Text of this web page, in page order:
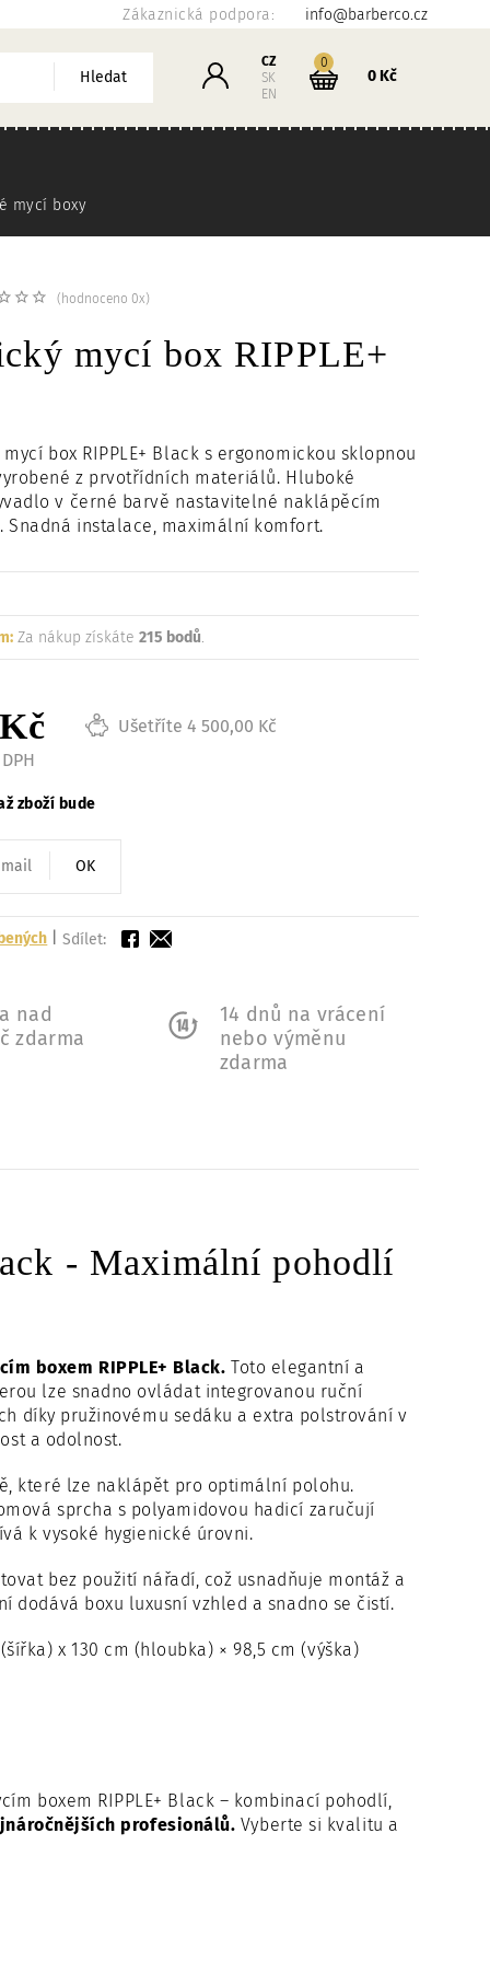
Zákaznická podpora: info@barberco.cz
Hledat Přihlášení
CZ
SK
EN
Košík
0kusů
0 Kč
mycí boxy
Načítám
mycí box RIPPLE+
(hodnoceno 0x)
box RIPPLE+ Black s ergonomickou sklopnou
z prvotřídních materiálů. Hluboké
v černé barvě nastavitelné naklápěcím
Snadná instalace, maximální komfort.
Za nákup získáte215 bodů.
Ušetříte 4 500,00 Kč
zboží bude
OK
|Sdílet:
nad
zdarma
14 dnů na vrácení
nebo výměnu
zdarma
- Maximální pohodlí
boxem RIPPLE+ Black. Toto elegantní a
lze snadno ovládat integrovanou ruční
díky pružinovému sedáku a extra polstrování v
a odolnost.
které lze naklápět pro optimální polohu.
sprcha s polyamidovou hadicí zaručují
k vysoké hygienické úrovni.
bez použití nářadí, což usnadňuje montáž a
dodává boxu luxusní vzhled a snadno se čistí.
x 130 cm (hloubka) × 98,5 cm (výška)
boxem RIPPLE+ Black – kombinací pohodlí,
profesionálů. Vyberte si kvalitu a